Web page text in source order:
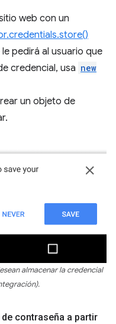
web con un
pedirá al usuario que
credencial, usa new
un objeto de
almacenar la credencial
contraseña a partir